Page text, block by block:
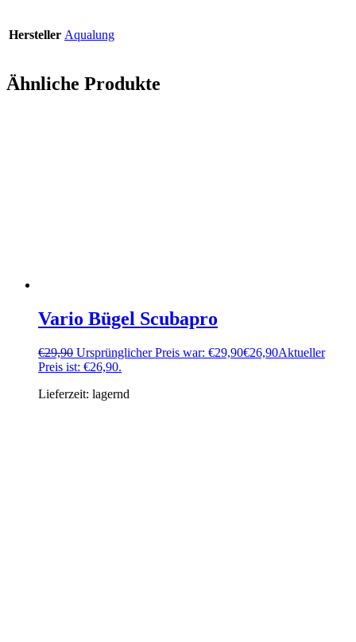
Hersteller Aqualung
Ähnliche Produkte
Vario Bügel Scubapro
€29,90 Ursprünglicher Preis war: €29,90€26,90Aktueller
Preis ist: €26,90.
Lieferzeit: lagernd